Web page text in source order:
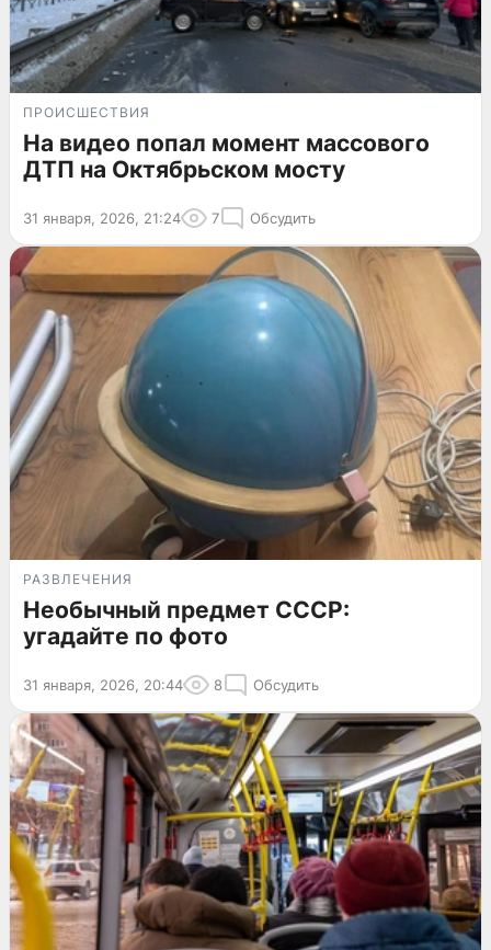
ПРОИСШЕСТВИЯ
На видео попал момент массового
ДТП на Октябрьском мосту
31 января, 2026, 21:24 7 Обсудить
РАЗВЛЕЧЕНИЯ
Необычный предмет СССР:
угадайте по фото
31 января, 2026, 20:44 8 Обсудить